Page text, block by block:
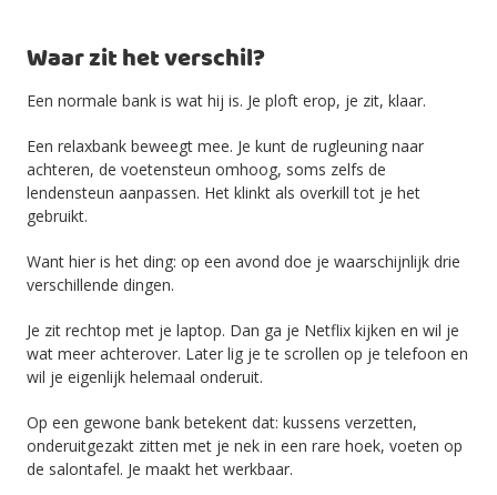
Waar zit het verschil?
Een normale bank is wat hij is. Je ploft erop, je zit, klaar.
Een relaxbank beweegt mee. Je kunt de rugleuning naar
achteren, de voetensteun omhoog, soms zelfs de
lendensteun aanpassen. Het klinkt als overkill tot je het
gebruikt.
Want hier is het ding: op een avond doe je waarschijnlijk drie
verschillende dingen.
Je zit rechtop met je laptop. Dan ga je Netflix kijken en wil je
wat meer achterover. Later lig je te scrollen op je telefoon en
wil je eigenlijk helemaal onderuit.
Op een gewone bank betekent dat: kussens verzetten,
onderuitgezakt zitten met je nek in een rare hoek, voeten op
de salontafel. Je maakt het werkbaar.